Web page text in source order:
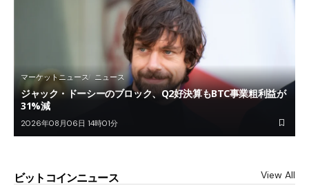
マーケットニュース ニュース
ジャック・ドーシーのブロック、Q2好決算もBTC事業粗利益が
31%減
2026年08月06日 14時01分
ビットコインニュース View All